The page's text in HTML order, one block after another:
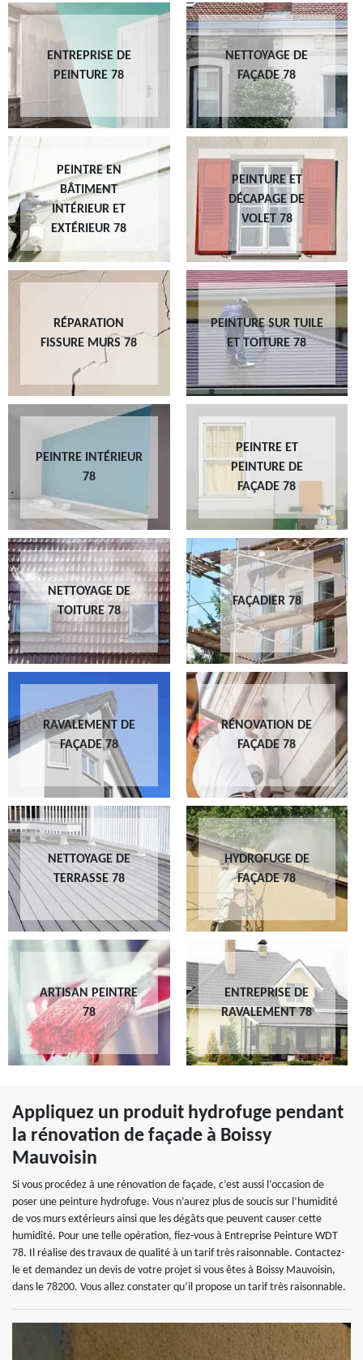
ENTREPRISE DE
PEINTURE 78
NETTOYAGE DE
FAÇADE 78
PEINTRE EN
BÂTIMENT
INTÉRIEUR ET
EXTÉRIEUR 78
PEINTURE ET
DÉCAPAGE DE
VOLET 78
RÉPARATION
FISSURE MURS 78
PEINTURE SUR TUILE
ET TOITURE 78
PEINTRE INTÉRIEUR
78
PEINTRE ET
PEINTURE DE
FAÇADE 78
NETTOYAGE DE
TOITURE 78
FAÇADIER 78
RAVALEMENT DE
FAÇADE 78
RÉNOVATION DE
FAÇADE 78
NETTOYAGE DE
TERRASSE 78
HYDROFUGE DE
FAÇADE 78
ARTISAN PEINTRE
78
ENTREPRISE DE
RAVALEMENT 78
Appliquez un produit hydrofuge pendant
la rénovation de façade à Boissy
Mauvoisin
Si vous procédez à une rénovation de façade, c’est aussi l’occasion de
poser une peinture hydrofuge. Vous n’aurez plus de soucis sur l’humidité
de vos murs extérieurs ainsi que les dégâts que peuvent causer cette
humidité. Pour une telle opération, fiez-vous à Entreprise Peinture WDT
78. Il réalise des travaux de qualité à un tarif très raisonnable. Contactez-
le et demandez un devis de votre projet si vous êtes à Boissy Mauvoisin,
dans le 78200. Vous allez constater qu’il propose un tarif très raisonnable.